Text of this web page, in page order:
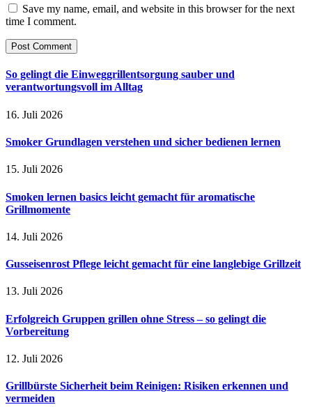
Save my name, email, and website in this browser for the next
time I comment.
So gelingt die Einweggrillentsorgung sauber und
verantwortungsvoll im Alltag
16. Juli 2026
Smoker Grundlagen verstehen und sicher bedienen lernen
15. Juli 2026
Smoken lernen basics leicht gemacht für aromatische
Grillmomente
14. Juli 2026
Gusseisenrost Pflege leicht gemacht für eine langlebige Grillzeit
13. Juli 2026
Erfolgreich Gruppen grillen ohne Stress – so gelingt die
Vorbereitung
12. Juli 2026
Grillbürste Sicherheit beim Reinigen: Risiken erkennen und
vermeiden